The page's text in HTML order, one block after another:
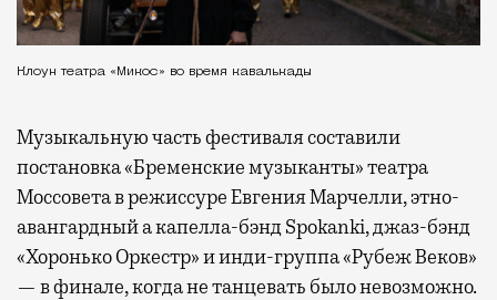
Клоун театра «Микос» во время кавалькады
Музыкальную часть фестиваля составили
постановка «Бременские музыканты» театра
Моссовета в режиссуре Евгения Марчелли, этно-
авангардный а капелла-бэнд Spokanki, джаз-бэнд
«Хоронько Оркестр» и инди-группа «Рубеж Веков»
— в финале, когда не танцевать было невозможно.